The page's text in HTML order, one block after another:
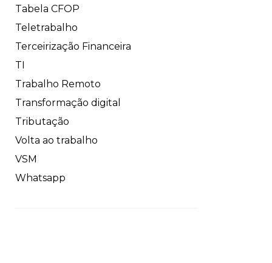
Tabela CFOP
Teletrabalho
Terceirização Financeira
TI
Trabalho Remoto
Transformação digital
Tributação
Volta ao trabalho
VSM
Whatsapp